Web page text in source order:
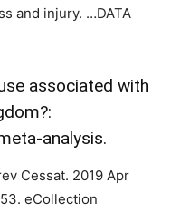
and injury. …DATA
associated with
analysis.
Cessat. 2019 Apr
eCollection